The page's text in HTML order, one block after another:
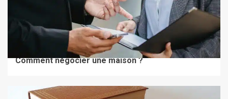
BIEN ACHETER / BIEN VENDRE
Comment négocier une maison ?